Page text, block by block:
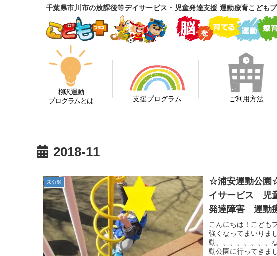
千葉県市川市の放課後等デイサービス・児童発達支援 運動療育こども
柳沢運動
プログラムとは
支援プログラム ご利用方法
2018-11
未分類
☆浦安運動公園
イサービス 児
発達障害 運
浦安市
こんにちは！こども
強くなってまいりま
動、、、、、、、、
動公園に行ってきま